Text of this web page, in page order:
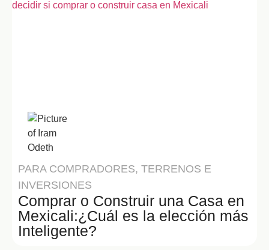
PARA COMPRADORES, TERRENOS E
INVERSIONES
Comprar o Construir una Casa en
Mexicali:¿Cuál es la elección más
Inteligente?